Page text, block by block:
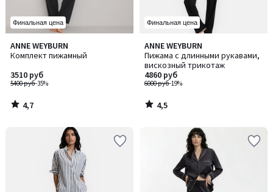
Финальная цена
ANNE WEYBURN
Комплект пижамный
5400 руб-35%
3510 руб
4,7
/ 5
4,7
/
Финальная цена
ANNE WEYBURN
Пижама с длинными рукавами,
вискозный трикотаж
6000 руб-19%
4860 руб
4,5
/ 5
4,5
/